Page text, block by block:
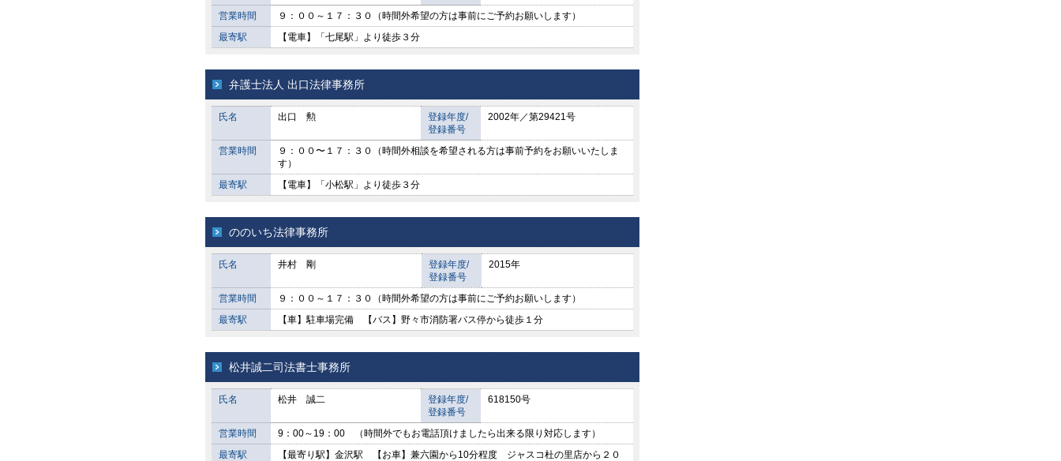
営業時間
９：００～１７：３０（時間外希望の方は事前にご予約お願いします）
最寄駅
【電車】「七尾駅」より徒歩３分
弁護士法人 出口法律事務所
氏名 出口 勲
登録年度/
登録番号
2002年／第29421号
営業時間
９：００〜１７：３０（時間外相談を希望される方は事前予約をお願いいたしま
す）
最寄駅
【電車】「小松駅」より徒歩３分
ののいち法律事務所
氏名 井村 剛
登録年度/
登録番号
2015年
営業時間
９：００～１７：３０（時間外希望の方は事前にご予約お願いします）
最寄駅
【車】駐車場完備 【バス】野々市消防署バス停から徒歩１分
松井誠二司法書士事務所
氏名 松井 誠二
登録年度/
登録番号
618150号
営業時間
9：00～19：00 （時間外でもお電話頂けましたら出来る限り対応します）
最寄駅
【最寄り駅】金沢駅 【お車】兼六園から10分程度 ジャスコ杜の里店から２０